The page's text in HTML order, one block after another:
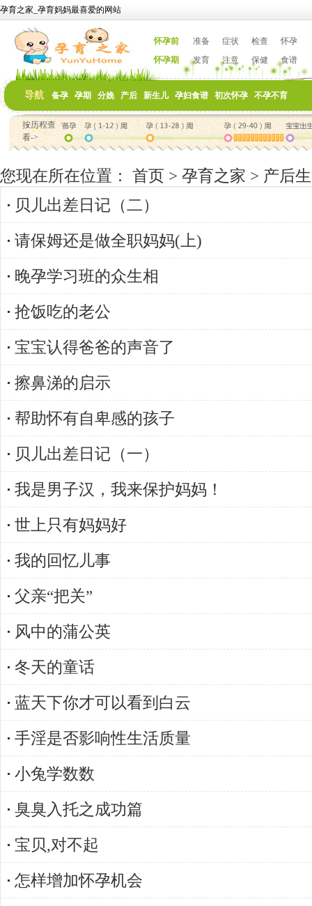
孕育之家_孕育妈妈最喜爱的网站
怀孕前 准备 症状 检查
怀孕
怀孕期
发育 注意 保健 食谱
导航 备孕 孕期 分娩 产后 新生儿 孕妇食谱 初次怀孕 不孕不育
按历程查
看->
您现在所在位置： 首页 > 孕育之家 > 产后
贝儿出差日记（二）
请保姆还是做全职妈妈(上)
晚孕学习班的众生相
抢饭吃的老公
宝宝认得爸爸的声音了
擦鼻涕的启示
帮助怀有自卑感的孩子
贝儿出差日记（一）
我是男子汉，我来保护妈妈！
世上只有妈妈好
我的回忆儿事
父亲“把关”
风中的蒲公英
冬天的童话
蓝天下你才可以看到白云
手淫是否影响性生活质量
小兔学数数
臭臭入托之成功篇
宝贝,对不起
怎样增加怀孕机会